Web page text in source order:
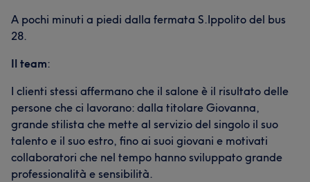
A pochi minuti a piedi dalla fermata S.Ippolito del bus
28.
Il team:
I clienti stessi affermano che il salone è il risultato delle
persone che ci lavorano: dalla titolare Giovanna,
grande stilista che mette al servizio del singolo il suo
talento e il suo estro, fino ai suoi giovani e motivati
collaboratori che nel tempo hanno sviluppato grande
professionalità e sensibilità.